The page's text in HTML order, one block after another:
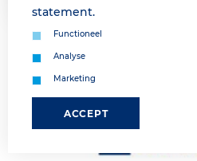
statement.
Functioneel
Analyse
Marketing
ACCEPT